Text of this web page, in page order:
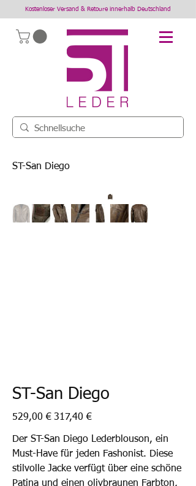
Kostenloser Versand & Retoure innerhalb Deutschland
ST-San Diego
ST-San Diego
Ursprünglicher
Preis
529,00 € Angebotspreis
317,40 €
Der ST-San Diego Lederblouson, ein
Must-Have für jeden Fashonist. Diese
stilvolle Jacke verfügt über eine schöne
Patina und einen olivbraunen Farbton,